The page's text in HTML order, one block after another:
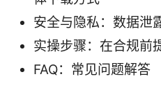
安全与隐私：数据泄
实操步骤：在合规前
FAQ：常见问题解答